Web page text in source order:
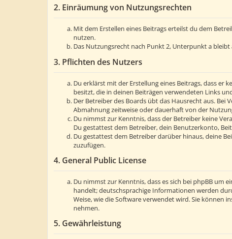
2. Einräumung von Nutzungsrechten
Mit dem Erstellen eines Beitrags erteilst du dem
nutzen.
Das Nutzungsrecht nach Punkt 2, Unterpunkt a
3. Pflichten des Nutzers
Du erklärst mit der Erstellung eines Beitrags, dass er
besitzt, die in deinen Beiträgen verwendeten Links
Der Betreiber des Boards übt das Hausrecht aus.
Abmahnung zeitweise oder dauerhaft von der
Du nimmst zur Kenntnis, dass der Betreiber keine
Du gestattest dem Betreiber, dein Benutzerkonto,
Du gestattest dem Betreiber darüber hinaus, deine
zuzufügen.
4. General Public License
Du nimmst zur Kenntnis, dass es sich bei phpBB um
handelt; deutschsprachige Informationen werden
Weise, wie die Software verwendet wird. Sie können
nehmen.
5. Gewährleistung